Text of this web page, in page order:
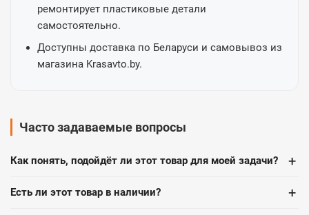
ремонтирует пластиковые детали
самостоятельно.
Доступны доставка по Беларуси и самовывоз из
магазина Krasavto.by.
Часто задаваемые вопросы
Как понять, подойдёт ли этот товар для моей задачи? +
Есть ли этот товар в наличии? +